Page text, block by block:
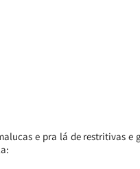
e pra lá de restritivas e